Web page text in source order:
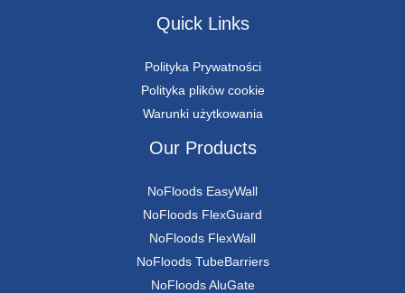
Quick Links
Polityka Prywatności
Polityka plików cookie
Warunki użytkowania
Our Products
NoFloods EasyWall
NoFloods FlexGuard
NoFloods FlexWall
NoFloods TubeBarriers
NoFloods AluGate